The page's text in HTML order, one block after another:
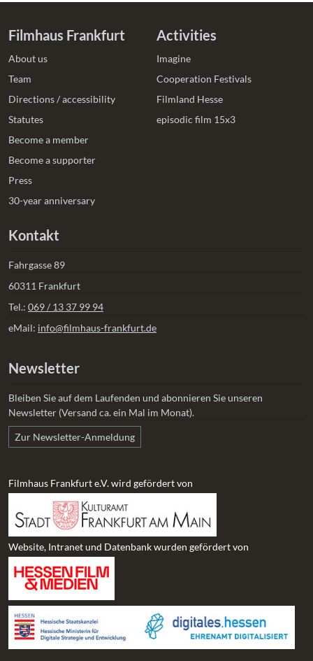
Filmhaus Frankfurt
About us
Team
Directions / accessibility
Statutes
Become a member
Become a supporter
Press
30-year anniversary
Activities
Imagine
Cooperation Festivals
Filmland Hesse
episodic film 15x3
Kontakt
Fahrgasse 89
60311 Frankfurt
Tel.: 069 / 13 37 99 94
eMail: info@filmhaus-frankfurt.de
Newsletter
Bleiben Sie auf dem Laufenden und abonnieren Sie unseren
Newsletter (Versand ca. ein Mal im Monat).
Zur Newsletter-Anmeldung
Filmhaus Frankfurt e.V. wird gefördert von
Website, Intranet und Datenbank wurden gefördert von